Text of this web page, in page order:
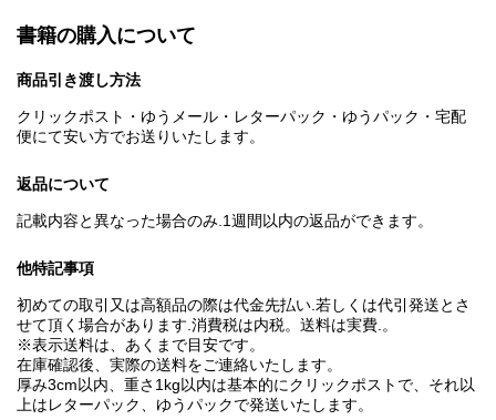
書籍の購入について
商品引き渡し方法
クリックポスト・ゆうメール・レターパック・ゆうパック・宅配
便にて安い方でお送りいたします。
返品について
記載内容と異なった場合のみ.1週間以内の返品ができます。
他特記事項
初めての取引又は高額品の際は代金先払い.若しくは代引発送とさ
せて頂く場合があります.消費税は内税。送料は実費.。
※表示送料は、あくまで目安です。
在庫確認後、実際の送料をご連絡いたします。
厚み3cm以内、重さ1kg以内は基本的にクリックポストで、それ以
上はレターパック、ゆうパックで発送いたします。